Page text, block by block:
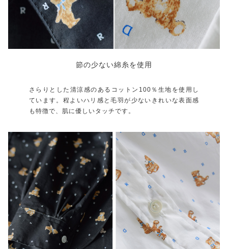
節の少ない綿糸を使用
さらりとした清涼感のあるコットン100％生地を使用し
ています。程よいハリ感と毛羽が少ないきれいな表面感
も特徴で、肌に優しいタッチです。